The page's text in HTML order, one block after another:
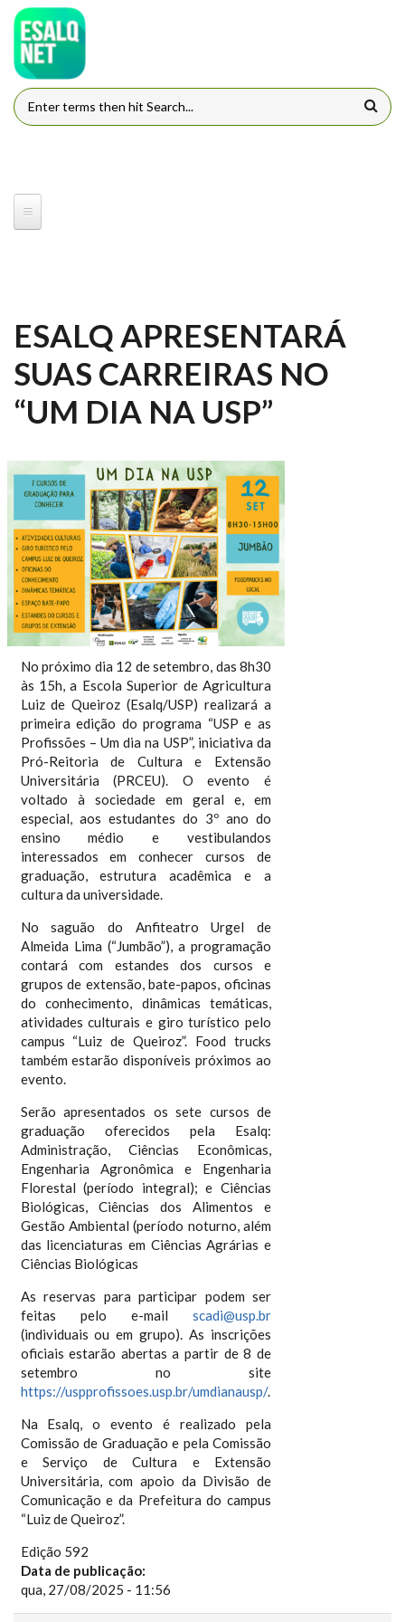
Pular para o conteúdo principal
FORMULÁRIO DE BUSCA
ESALQ APRESENTARÁ
SUAS CARREIRAS NO
“UM DIA NA USP”
No próximo dia 12 de setembro, das 8h30
às 15h, a Escola Superior de Agricultura
Luiz de Queiroz (Esalq/USP) realizará a
primeira edição do programa “USP e as
Profissões – Um dia na USP”, iniciativa da
Pró-Reitoria de Cultura e Extensão
Universitária (PRCEU). O evento é
voltado à sociedade em geral e, em
especial, aos estudantes do 3º ano do
ensino médio e vestibulandos
interessados em conhecer cursos de
graduação, estrutura acadêmica e a
cultura da universidade.
No saguão do Anfiteatro Urgel de
Almeida Lima (“Jumbão”), a programação
contará com estandes dos cursos e
grupos de extensão, bate-papos, oficinas
do conhecimento, dinâmicas temáticas,
atividades culturais e giro turístico pelo
campus “Luiz de Queiroz”. Food trucks
também estarão disponíveis próximos ao
evento.
Serão apresentados os sete cursos de
graduação oferecidos pela Esalq:
Administração, Ciências Econômicas,
Engenharia Agronômica e Engenharia
Florestal (período integral); e Ciências
Biológicas, Ciências dos Alimentos e
Gestão Ambiental (período noturno, além
das licenciaturas em Ciências Agrárias e
Ciências Biológicas
As reservas para participar podem ser
feitas pelo e-mailscadi@usp.br
(individuais ou em grupo). As inscrições
oficiais estarão abertas a partir de 8 de
setembro no site
https://uspprofissoes.usp.br/umdianausp/.
Na Esalq, o evento é realizado pela
Comissão de Graduação e pela Comissão
e Serviço de Cultura e Extensão
Universitária, com apoio da Divisão de
Comunicação e da Prefeitura do campus
“Luiz de Queiroz”.
Edição 592
Data de publicação:
qua, 27/08/2025 - 11:56